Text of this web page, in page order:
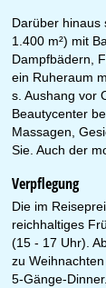
Darüber hinaus
1.400 m²) mit
Dampfbädern,
ein Ruheraum
s. Aushang vor
Beautycenter
Massagen,
Sie. Auch der
Verpflegung
Die im
reichhaltiges
(15 - 17 Uhr).
zu
5-Gänge-